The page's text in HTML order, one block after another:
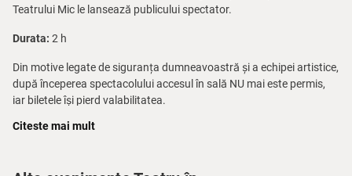
Teatrului Mic le lansează publicului spectator.
Durata: 2 h
Din motive legate de siguranța dumneavoastră și a echipei artistice,
după începerea spectacolului accesul în sală NU mai este permis,
iar biletele își pierd valabilitatea.
Vă rugăm să nu folosiți telefoanele mobile pe durata desfășurării
Citeste mai mult